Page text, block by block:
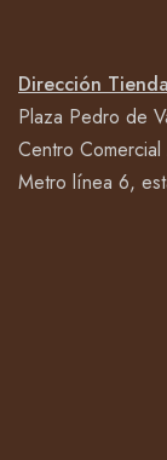
Dirección
Plaza Pedro de
Centro
Metro línea 6,